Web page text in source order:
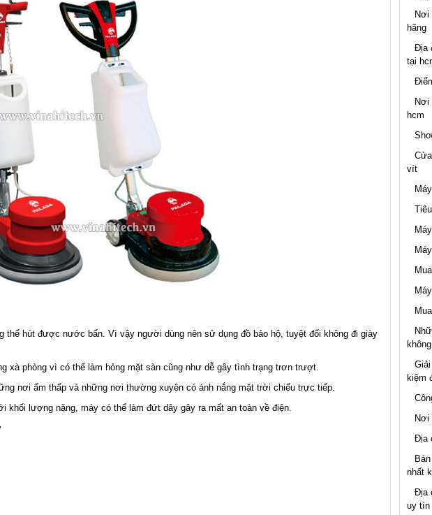
hút được nước bẩn. Vì vậy người dùng nên sử dụng đồ bảo hộ, tuyệt đối không đi giày
xà phòng vì có thể làm hỏng mặt sàn cũng như dễ gây tình trạng trơn trượt.
nơi ẩm thấp và những nơi thường xuyên có ánh nắng mặt trời chiếu trực tiếp.
khối lượng nặng, máy có thể làm đứt dây gây ra mất an toàn về điện.
Nơi
hãng
Địa
tại
Nơi
hcm
vít
kiệm
Nơi
Địa
nhất
Địa
uy tín